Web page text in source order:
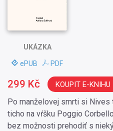
UKÁZKA
ePUB PDF
Po manželovej smrti si Nives
ticho na vŕšku Poggio
bez možnosti prehodiť s
299 Kč KOUPIT E-KNIHU